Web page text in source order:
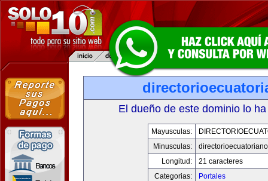
El dueño de este dominio lo
Mayusculas:
Minusculas:
Longitud:
21 caracteres
Categorias:
Portales